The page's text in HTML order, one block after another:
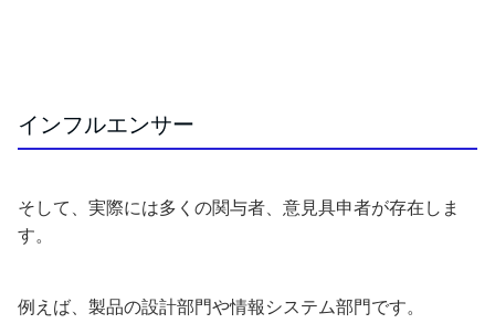
インフルエンサー
そして、実際には多くの関与者、意見具申者が存在しま
す。
例えば、製品の設計部門や情報システム部門です。